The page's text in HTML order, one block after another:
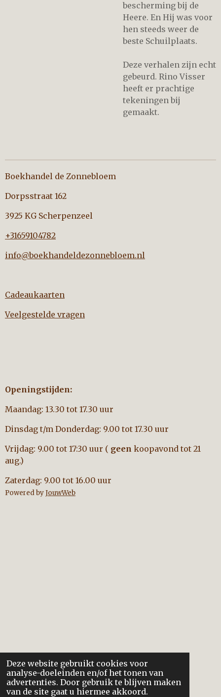
Deze website gebruikt cookies voor
analyse-doeleinden en/of het tonen van
advertenties. Door gebruik te blijven maken
van de site gaat u hiermee akkoord.
bescherming bij de
Heere. En Hij was voor
hen steeds weer de
beste Schuilplaats.
Deze verhalen zijn echt
gebeurd. Rino Visser
heeft er prachtige
tekeningen bij
gemaakt.
Boekhandel de Zonnebloem
Dorpsstraat 162
3925 KG Scherpenzeel
+31659104782
info@boekhandeldezonnebloem.nl
Cadeaukaarten
Veelgestelde vragen
Openingstijden:
Maandag: 13.30 tot 17.30 uur
Dinsdag t/m Donderdag: 9.00 tot 17.30 uur
Vrijdag: 9.00 tot 17:30 uur ( geen koopavond tot 21
aug.)
Zaterdag: 9.00 tot 16.00 uur
Powered byJouwWeb